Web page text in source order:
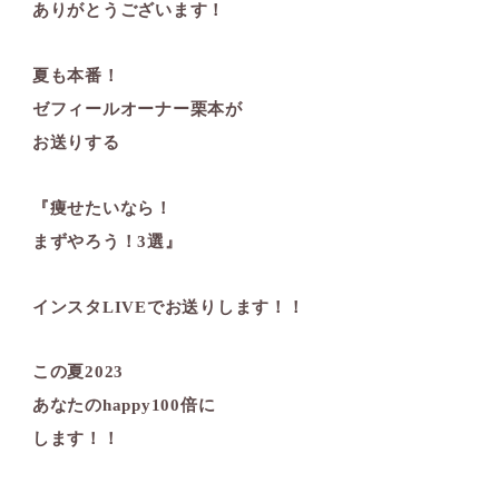
ありがとうございます！
夏も本番！
ゼフィールオーナー栗本が
お送りする
『痩せたいなら！
まずやろう！3選』
インスタLIVEでお送りします！！
この夏2023
あなたのhappy100倍に
します！！